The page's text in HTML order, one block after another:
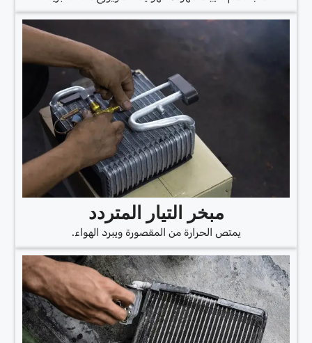
مبخر التيار المتردد
يمتص الحرارة من المقصورة ويبرد الهواء.